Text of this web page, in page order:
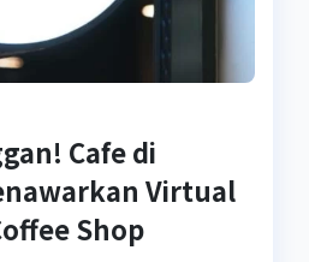
Cafe di
Virtual
Shop